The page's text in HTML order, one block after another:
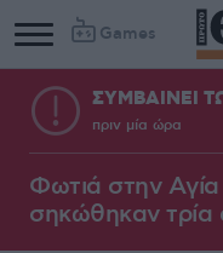
Games
ΣΥΜΒΑΙΝΕΙ
πριν μία ώρα
Φωτιά στην
σηκώθηκαν